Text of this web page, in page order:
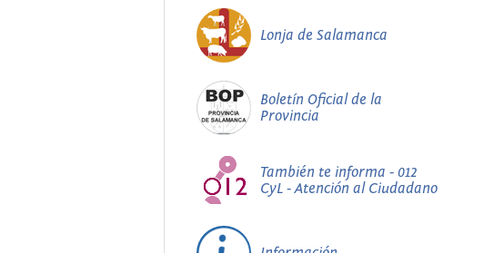
Lonja de Salamanca
Boletín Oficial de la
Provincia
También te informa - 012
CyL - Atención al Ciudadano